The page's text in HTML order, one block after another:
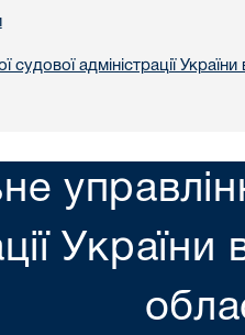
судової адміністрації